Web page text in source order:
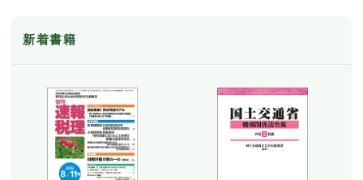
新着書籍